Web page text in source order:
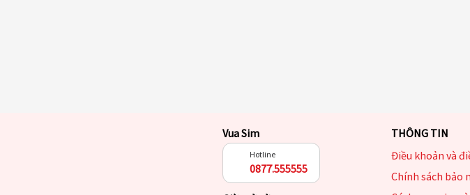
Vua Sim
Hotline
0877.555555
THÔNG TIN
Điều khoản và
Chính sách bảo